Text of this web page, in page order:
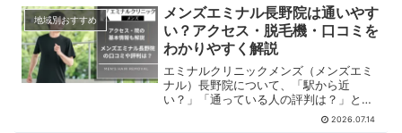
地域別おすすめ
メンズエミナル長野院は通いやす
い？アクセス・脱毛機・口コミを
わかりやすく解説
エミナルクリニックメンズ（メンズエミ
ナル）長野院について、「駅から近
い？」「通っている人の評判は？」と気
になりませんか？この記事では、エミナ
ルクリニックメンズ（メンズエミナル）
2026.07.14